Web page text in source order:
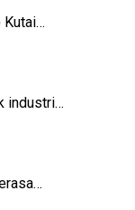
Kutai…
industri…